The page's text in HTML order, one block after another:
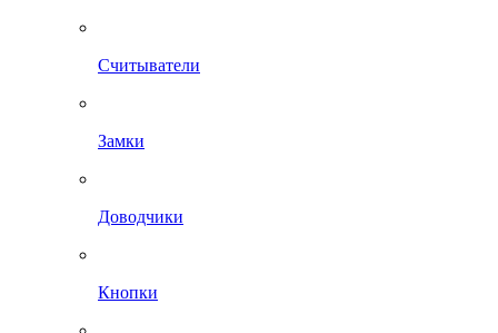
Считыватели
Замки
Доводчики
Кнопки